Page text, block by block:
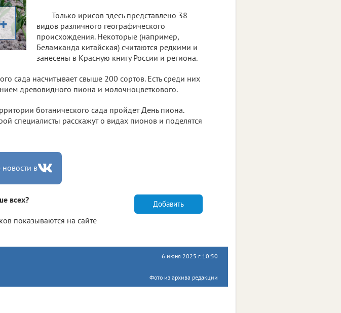
Только ирисов здесь представлено 38
видов различного географического
происхождения. Некоторые (например,
Беламканда китайская) считаются редкими и
занесены в Красную книгу России и региона.
сада насчитывает свыше 200 сортов. Есть среди них
древовидного пиона и молочноцветкового.
ботанического сада пройдет День пиона.
специалисты расскажут о видах пионов и поделятся
в
всех?
показываются на сайте
Добавить
6 июня 2025 г. 10:50
Фото из архива редакции